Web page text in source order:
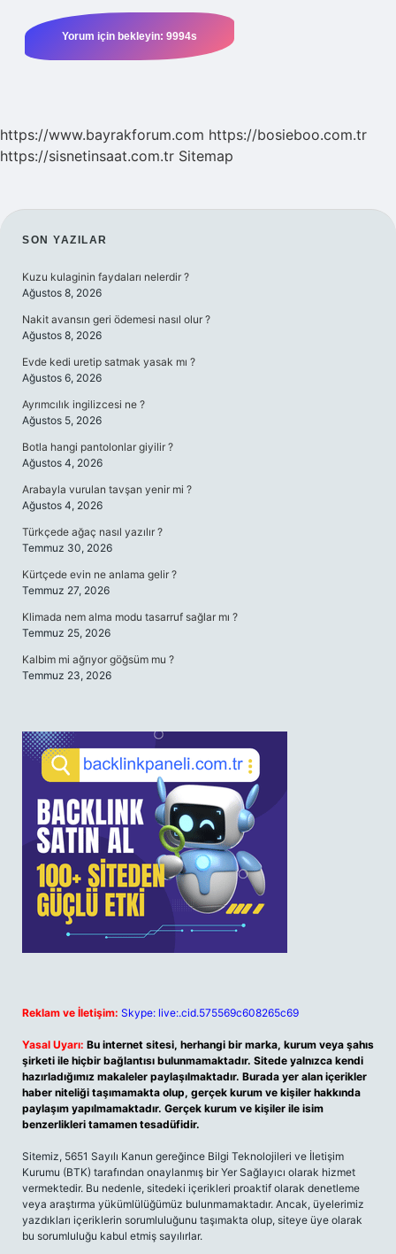
https://www.bayrakforum.com https://bosieboo.com.tr
https://sisnetinsaat.com.tr Sitemap
SIDEBAR
SON YAZILAR
Kuzu kulaginin faydaları nelerdir ?
Ağustos 8, 2026
Nakit avansın geri ödemesi nasıl olur ?
Ağustos 8, 2026
Evde kedi uretip satmak yasak mı ?
Ağustos 6, 2026
Ayrımcılık ingilizcesi ne ?
Ağustos 5, 2026
Botla hangi pantolonlar giyilir ?
Ağustos 4, 2026
Arabayla vurulan tavşan yenir mi ?
Ağustos 4, 2026
Türkçede ağaç nasıl yazılır ?
Temmuz 30, 2026
Kürtçede evin ne anlama gelir ?
Temmuz 27, 2026
Klimada nem alma modu tasarruf sağlar mı ?
Temmuz 25, 2026
Kalbim mi ağrıyor göğsüm mu ?
Temmuz 23, 2026
Reklam ve İletişim: Skype: live:.cid.575569c608265c69
Yasal Uyarı: Bu internet sitesi, herhangi bir marka, kurum veya şahıs
şirketi ile hiçbir bağlantısı bulunmamaktadır. Sitede yalnızca kendi
hazırladığımız makaleler paylaşılmaktadır. Burada yer alan içerikler
haber niteliği taşımamakta olup, gerçek kurum ve kişiler hakkında
paylaşım yapılmamaktadır. Gerçek kurum ve kişiler ile isim
benzerlikleri tamamen tesadüfidir.
Sitemiz, 5651 Sayılı Kanun gereğince Bilgi Teknolojileri ve İletişim
Kurumu (BTK) tarafından onaylanmış bir Yer Sağlayıcı olarak hizmet
vermektedir. Bu nedenle, sitedeki içerikleri proaktif olarak denetleme
veya araştırma yükümlülüğümüz bulunmamaktadır. Ancak, üyelerimiz
yazdıkları içeriklerin sorumluluğunu taşımakta olup, siteye üye olarak
bu sorumluluğu kabul etmiş sayılırlar.